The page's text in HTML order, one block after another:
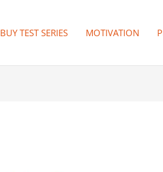
BUY TEST SERIES MOTIVATION